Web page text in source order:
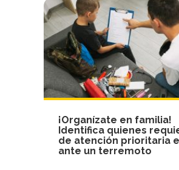
¡Organízate en familia!
Identifica quienes
de atención prioritaria
ante un terremoto